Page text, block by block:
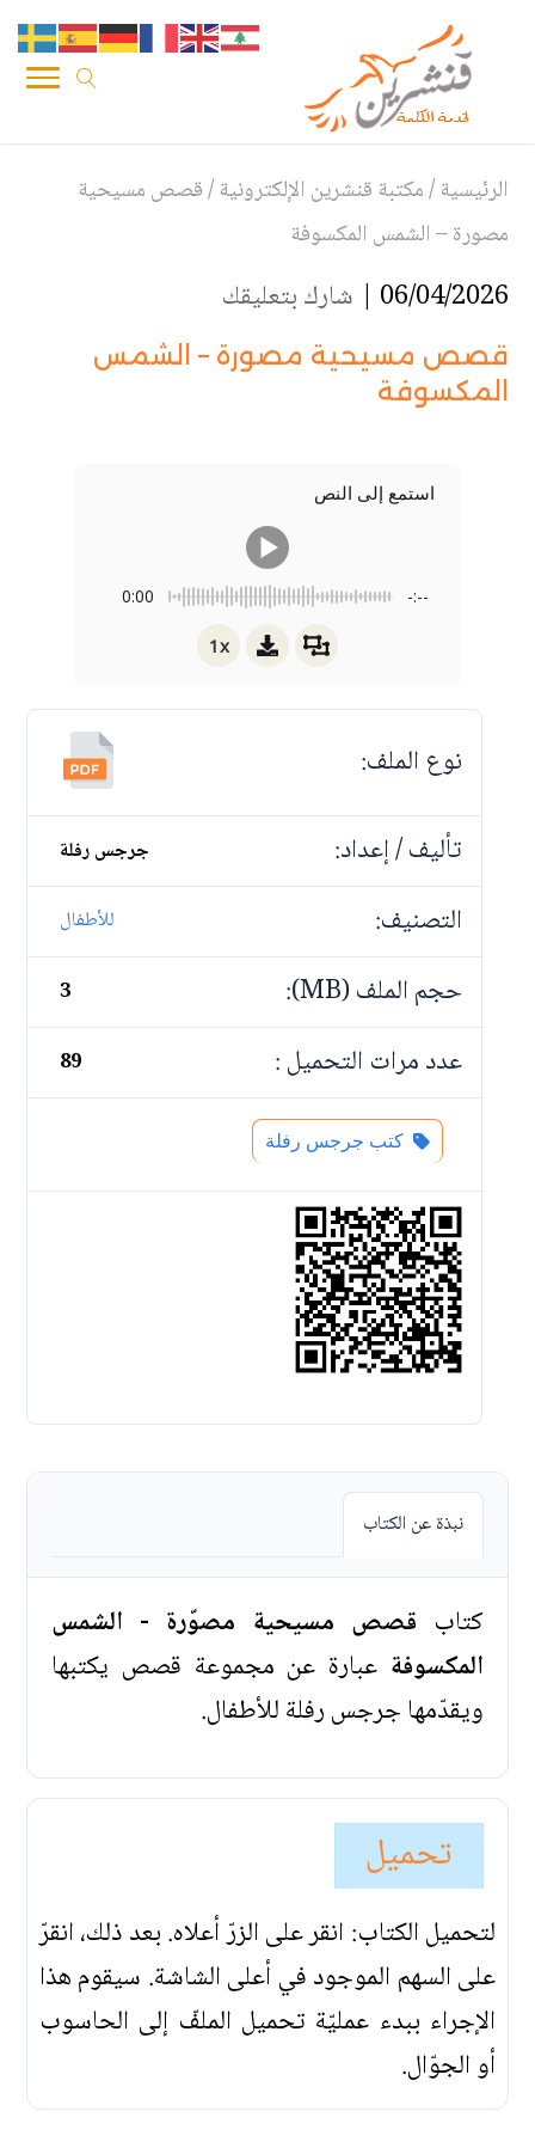
الرئيسية/مكتبة قنشرين الإلكترونية/قصص مسيحية
مصورة – الشمس المكسوفة
06/04/2026 | شارك بتعليقك
قصص مسيحية مصورة – الشمس
المكسوفة
استمع إلى النص
0:00 -:--
1x
نوع الملف:
تأليف / إعداد:
جرجس رفلة
التصنيف: للأطفال
حجم الملف (MB): 3
عدد مرات التحميل : 89
كتب جرجس رفلة
نبذة عن الكتاب
كتاب قصص مسيحية مصوّرة - الشمس
المكسوفة عبارة عن مجموعة قصص يكتبها
ويقدّمها جرجس رفلة للأطفال.
تحميل
لتحميل الكتاب: انقر على الزرّ أعلاه. بعد ذلك، انقرّ
على السهم الموجود في أعلى الشاشة. سيقوم هذا
الإجراء ببدء عمليّة تحميل الملفّ إلى الحاسوب
أو الجوّال.